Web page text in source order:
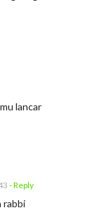
lancar
- Reply
rabbi